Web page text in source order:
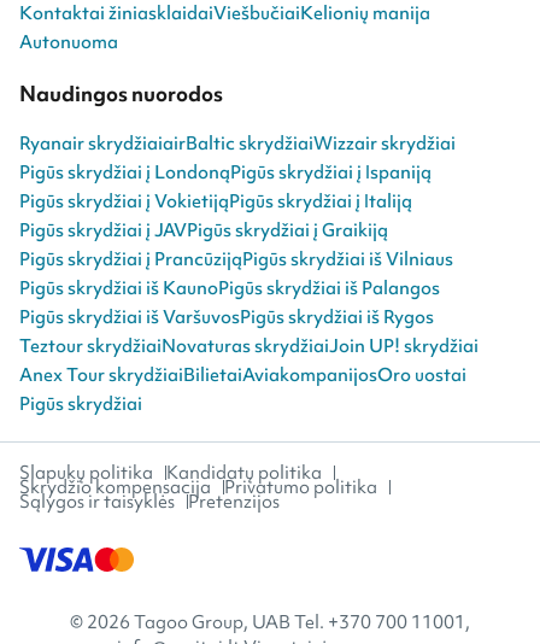
Kontaktai žiniasklaidaiViešbučiaiKelionių manija
Autonuoma
Naudingos nuorodos
Ryanair skrydžiaiairBaltic skrydžiaiWizzair skrydžiai
Pigūs skrydžiai į LondonąPigūs skrydžiai į Ispaniją
Pigūs skrydžiai į VokietijąPigūs skrydžiai į Italiją
Pigūs skrydžiai į JAVPigūs skrydžiai į Graikiją
Pigūs skrydžiai į PrancūzijąPigūs skrydžiai iš Vilniaus
Pigūs skrydžiai iš KaunoPigūs skrydžiai iš Palangos
Pigūs skrydžiai iš VaršuvosPigūs skrydžiai iš Rygos
Teztour skrydžiaiNovaturas skrydžiaiJoin UP! skrydžiai
Anex Tour skrydžiaiBilietaiAviakompanijosOro uostai
Pigūs skrydžiai
Slapukų politika Kandidatų politika
Skrydžio kompensacija Privatumo politika
Sąlygos ir taisyklės Pretenzijos
© 2026 Tagoo Group, UAB Tel. +370 700 11001,